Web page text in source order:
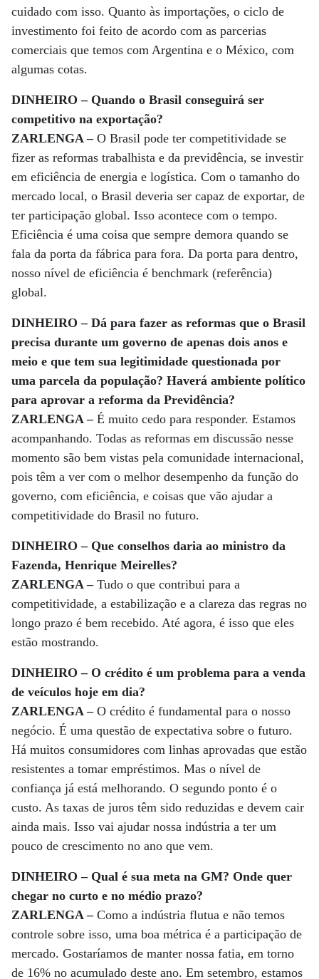
cuidado com isso. Quanto às importações, o ciclo de
investimento foi feito de acordo com as parcerias
comerciais que temos com Argentina e o México, com
algumas cotas.
DINHEIRO – Quando o Brasil conseguirá ser
competitivo na exportação?
ZARLENGA –O Brasil pode ter competitividade se
fizer as reformas trabalhista e da previdência, se investir
em eficiência de energia e logística. Com o tamanho do
mercado local, o Brasil deveria ser capaz de exportar, de
ter participação global. Isso acontece com o tempo.
Eficiência é uma coisa que sempre demora quando se
fala da porta da fábrica para fora. Da porta para dentro,
nosso nível de eficiência é benchmark (referência)
global.
DINHEIRO – Dá para fazer as reformas que o Brasil
precisa durante um governo de apenas dois anos e
meio e que tem sua legitimidade questionada por
uma parcela da população? Haverá ambiente político
para aprovar a reforma da Previdência?
ZARLENGA –É muito cedo para responder. Estamos
acompanhando. Todas as reformas em discussão nesse
momento são bem vistas pela comunidade internacional,
pois têm a ver com o melhor desempenho da função do
governo, com eficiência, e coisas que vão ajudar a
competitividade do Brasil no futuro.
DINHEIRO – Que conselhos daria ao ministro da
Fazenda, Henrique Meirelles?
ZARLENGA –Tudo o que contribui para a
competitividade, a estabilização e a clareza das regras no
longo prazo é bem recebido. Até agora, é isso que eles
estão mostrando.
DINHEIRO – O crédito é um problema para a venda
de veículos hoje em dia?
ZARLENGA –O crédito é fundamental para o nosso
negócio. É uma questão de expectativa sobre o futuro.
Há muitos consumidores com linhas aprovadas que estão
resistentes a tomar empréstimos. Mas o nível de
confiança já está melhorando. O segundo ponto é o
custo. As taxas de juros têm sido reduzidas e devem cair
ainda mais. Isso vai ajudar nossa indústria a ter um
pouco de crescimento no ano que vem.
DINHEIRO – Qual é sua meta na GM? Onde quer
chegar no curto e no médio prazo?
ZARLENGA –Como a indústria flutua e não temos
controle sobre isso, uma boa métrica é a participação de
mercado. Gostaríamos de manter nossa fatia, em torno
de 16% no acumulado deste ano. Em setembro, estamos